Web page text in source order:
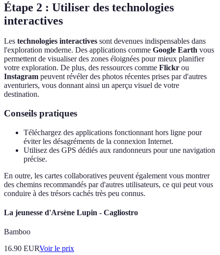
Étape 2 : Utiliser des technologies
interactives
Les technologies interactives sont devenues indispensables dans
l'exploration moderne. Des applications comme Google Earth vous
permettent de visualiser des zones éloignées pour mieux planifier
votre exploration. De plus, des ressources comme Flickr ou
Instagram peuvent révéler des photos récentes prises par d'autres
aventuriers, vous donnant ainsi un aperçu visuel de votre
destination.
Conseils pratiques
Téléchargez des applications fonctionnant hors ligne pour
éviter les désagréments de la connexion Internet.
Utilisez des GPS dédiés aux randonneurs pour une navigation
précise.
En outre, les cartes collaboratives peuvent également vous montrer
des chemins recommandés par d'autres utilisateurs, ce qui peut vous
conduire à des trésors cachés très peu connus.
La jeunesse d'Arsène Lupin - Cagliostro
Bamboo
16.90 EURVoir le prix